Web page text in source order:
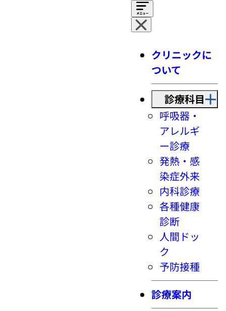
クリニックに
ついて
診療科目
呼吸器・
アレルギ
ー診療
発熱・感
染症外来
内科診療
各種健康
診断
人間ドッ
ク
予防接種
診療案内